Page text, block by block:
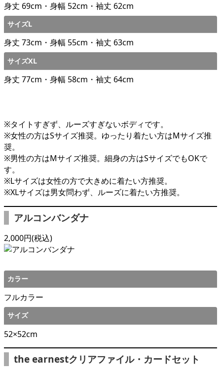
身丈 69cm・身幅 52cm・袖丈 62cm
サイズL
身丈 73cm・身幅 55cm・袖丈 63cm
サイズXL
身丈 77cm・身幅 58cm・袖丈 64cm
※タイトすぎず、ルーズすぎないボディです。
※女性の方はSサイズ推奨。ゆったり着たい方はMサイズ推
奨。
※男性の方はMサイズ推奨。細身の方はSサイズでもOKで
す。
※Lサイズは女性の方で大きめに着たい方推奨。
※XLサイズは男女問わず、ルーズに着たい方推奨。
アルコンバンダナ
2,000円(税込)
カラー
フルカラー
サイズ
52×52cm
the earnestクリアファイル・カードセット